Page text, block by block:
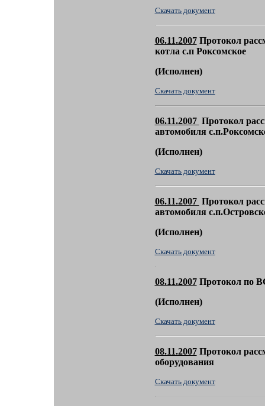
Скачать документ
06.11.2007Протокол
котла с.п Роксомское
(Исполнен)
Скачать документ
06.11.2007 Протокол
автомобиля
(Исполнен)
Скачать документ
06.11.2007 Протокол
автомобиля
(Исполнен)
Скачать документ
08.11.2007Протокол по
(Исполнен)
Скачать документ
08.11.2007Протокол
оборудования
Скачать документ